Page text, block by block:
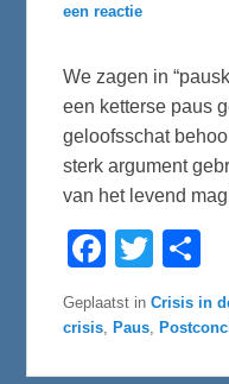
een reactie
We zagen in
een ketterse paus
geloofsschat
sterk argument
van het levend
F
e
b
o
k
T
t
t
e
e
n
Geplaatst in Crisis in
crisis, Paus,